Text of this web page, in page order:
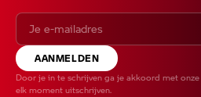
AANMELDEN
Door je in te schrijven ga je akkoord met onze
elk moment uitschrijven.